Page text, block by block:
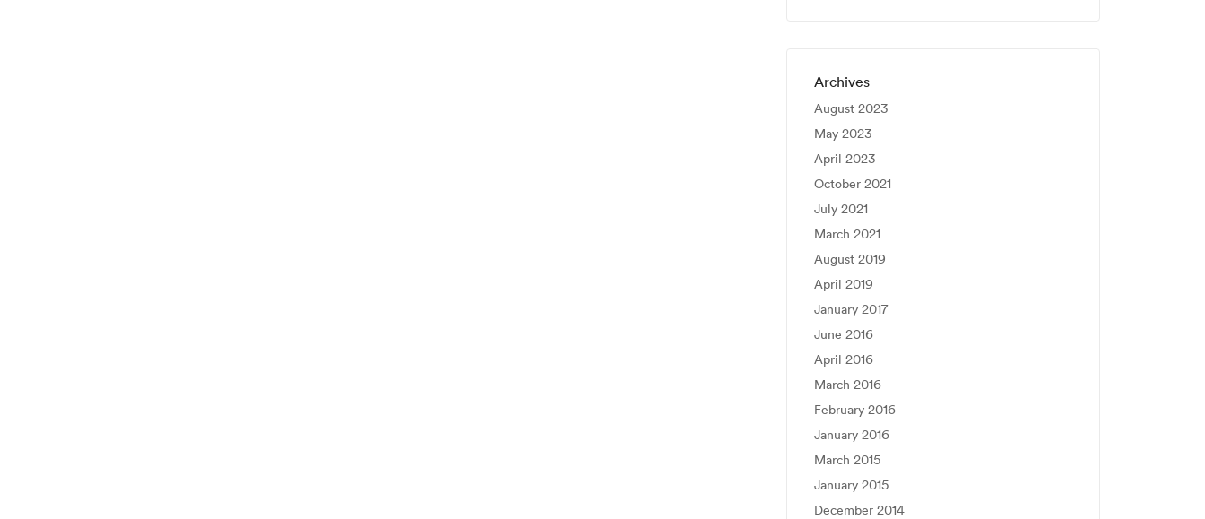
Archives
August 2023
May 2023
April 2023
October 2021
July 2021
March 2021
August 2019
April 2019
January 2017
June 2016
April 2016
March 2016
February 2016
January 2016
March 2015
January 2015
December 2014